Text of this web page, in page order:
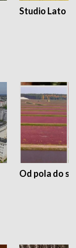
Studio Lato
Od pola do